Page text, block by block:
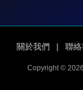
關於我們 | 聯
Copyright ©